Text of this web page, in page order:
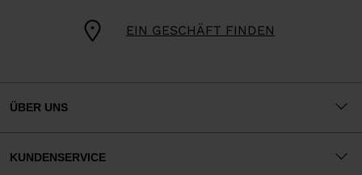
EIN GESCHÄFT FINDEN
ÜBER UNS
KUNDENSERVICE